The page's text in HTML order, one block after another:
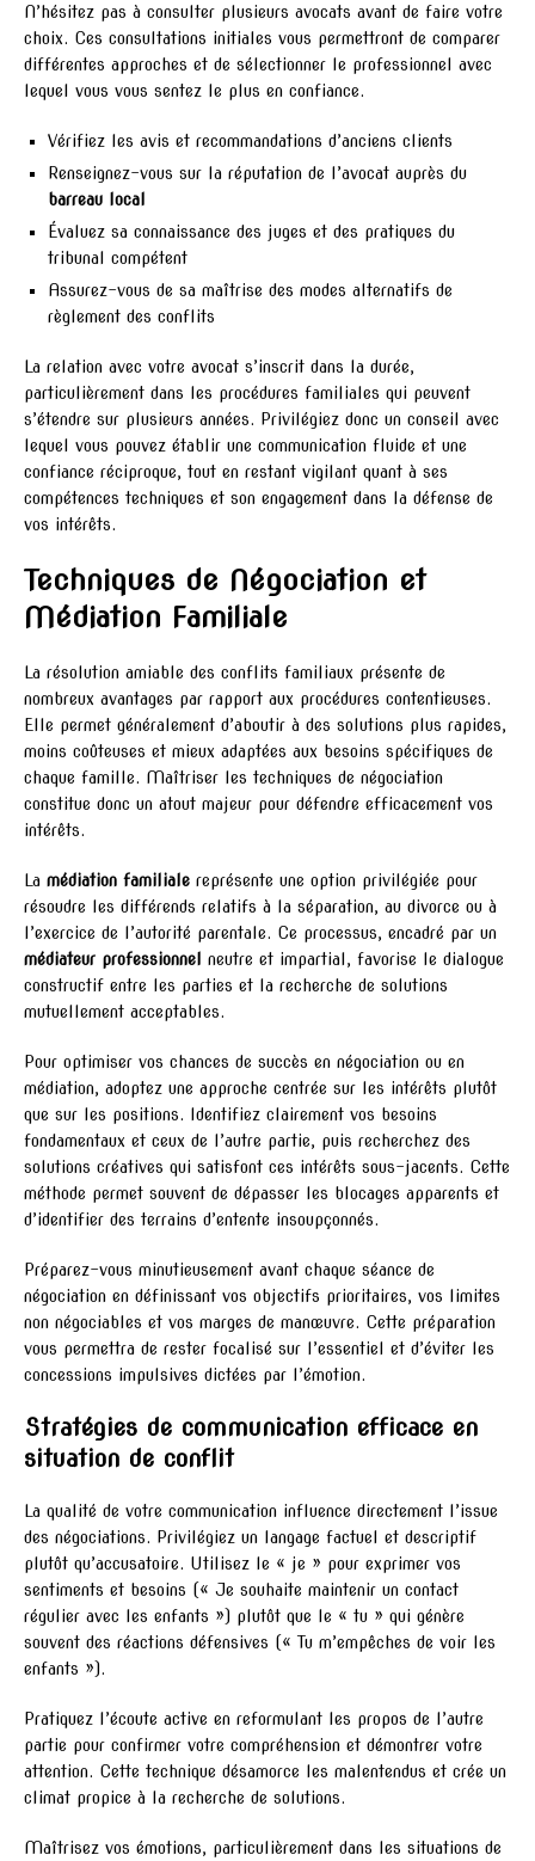
N’hésitez pas à consulter plusieurs avocats avant de faire votre
choix. Ces consultations initiales vous permettront de comparer
différentes approches et de sélectionner le professionnel avec
lequel vous vous sentez le plus en confiance.
Vérifiez les avis et recommandations d’anciens clients
Renseignez-vous sur la réputation de l’avocat auprès du
barreau local
Évaluez sa connaissance des juges et des pratiques du
tribunal compétent
Assurez-vous de sa maîtrise des modes alternatifs de
règlement des conflits
La relation avec votre avocat s’inscrit dans la durée,
particulièrement dans les procédures familiales qui peuvent
s’étendre sur plusieurs années. Privilégiez donc un conseil avec
lequel vous pouvez établir une communication fluide et une
confiance réciproque, tout en restant vigilant quant à ses
compétences techniques et son engagement dans la défense de
vos intérêts.
Techniques de Négociation et
Médiation Familiale
La résolution amiable des conflits familiaux présente de
nombreux avantages par rapport aux procédures contentieuses.
Elle permet généralement d’aboutir à des solutions plus rapides,
moins coûteuses et mieux adaptées aux besoins spécifiques de
chaque famille. Maîtriser les techniques de négociation
constitue donc un atout majeur pour défendre efficacement vos
intérêts.
La médiation familiale représente une option privilégiée pour
résoudre les différends relatifs à la séparation, au divorce ou à
l’exercice de l’autorité parentale. Ce processus, encadré par un
médiateur professionnel
neutre et impartial, favorise le dialogue
constructif entre les parties et la recherche de solutions
mutuellement acceptables.
Pour optimiser vos chances de succès en négociation ou en
médiation, adoptez une approche centrée sur les intérêts plutôt
que sur les positions. Identifiez clairement vos besoins
fondamentaux et ceux de l’autre partie, puis recherchez des
solutions créatives qui satisfont ces intérêts sous-jacents. Cette
méthode permet souvent de dépasser les blocages apparents et
d’identifier des terrains d’entente insoupçonnés.
Préparez-vous minutieusement avant chaque séance de
négociation en définissant vos objectifs prioritaires, vos limites
non négociables et vos marges de manœuvre. Cette préparation
vous permettra de rester focalisé sur l’essentiel et d’éviter les
concessions impulsives dictées par l’émotion.
Stratégies de communication efficace en
situation de conflit
La qualité de votre communication influence directement l’issue
des négociations. Privilégiez un langage factuel et descriptif
plutôt qu’accusatoire. Utilisez le « je » pour exprimer vos
sentiments et besoins (« Je souhaite maintenir un contact
régulier avec les enfants ») plutôt que le « tu » qui génère
souvent des réactions défensives (« Tu m’empêches de voir les
enfants »).
Pratiquez l’écoute active en reformulant les propos de l’autre
partie pour confirmer votre compréhension et démontrer votre
attention. Cette technique désamorce les malentendus et crée un
climat propice à la recherche de solutions.
Maîtrisez vos émotions, particulièrement dans les situations de